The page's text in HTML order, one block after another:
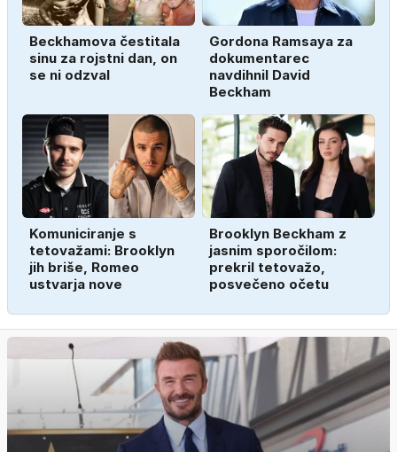
Beckhamova čestitala
sinu za rojstni dan, on
se ni odzval
Gordona Ramsaya za
dokumentarec
navdihnil David
Beckham
Komuniciranje s
tetovažami: Brooklyn
jih briše, Romeo
ustvarja nove
Brooklyn Beckham z
jasnim sporočilom:
prekril tetovažo,
posvečeno očetu